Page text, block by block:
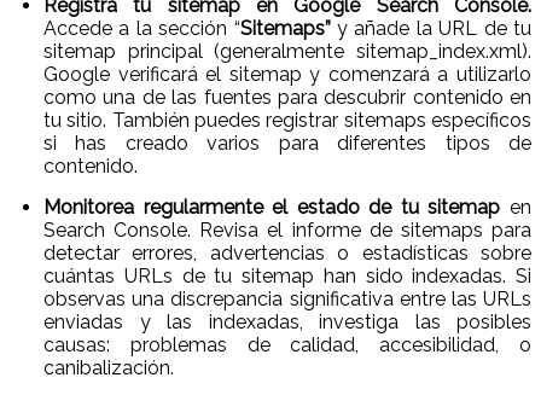
Registra tu sitemap en Google Search Console.
Accede a la sección “Sitemaps”y añade la URL de tu
sitemap principal (generalmente sitemap_index.xml).
Google verificará el sitemap y comenzará a utilizarlo
como una de las fuentes para descubrir contenido en
tu sitio. También puedes registrar sitemaps específicos
si has creado varios para diferentes tipos de
contenido.
Monitorea regularmente el estado de tu sitemap en
Search Console. Revisa el informe de sitemaps para
detectar errores, advertencias o estadísticas sobre
cuántas URLs de tu sitemap han sido indexadas. Si
observas una discrepancia significativa entre las URLs
enviadas y las indexadas, investiga las posibles
causas: problemas de calidad, accesibilidad, o
canibalización.